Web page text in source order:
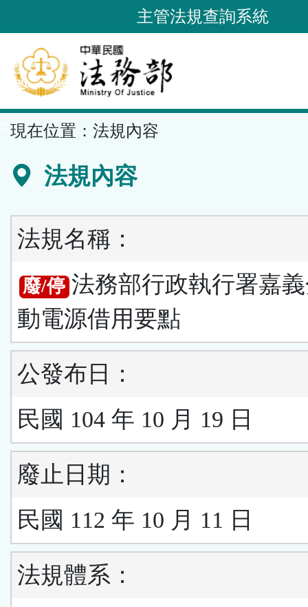
到
要
內
容
區
主管法規查詢系統
現在位置： 法規內容
法規內容
法規名稱：
廢/停 法務部行政執行署嘉
動電源借用要點
公發布日：
民國 104 年 10 月 19 日
廢止日期：
民國 112 年 10 月 11 日
法規體系：